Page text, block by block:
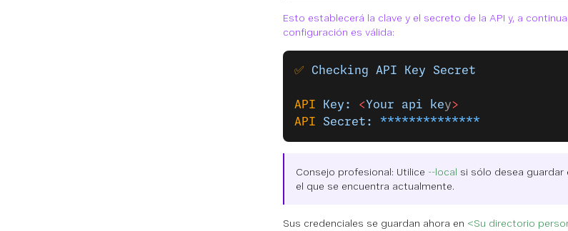
Esto establecerá la clave y el secreto de la API y, a
configuración es válida:
✅ Checking API Key Secret
API Key: <Your api key>
API Secret: **************
Consejo profesional: Utilice --local si sólo desea
el que se encuentra actualmente.
Sus credenciales se guardan ahora en <Su directorio